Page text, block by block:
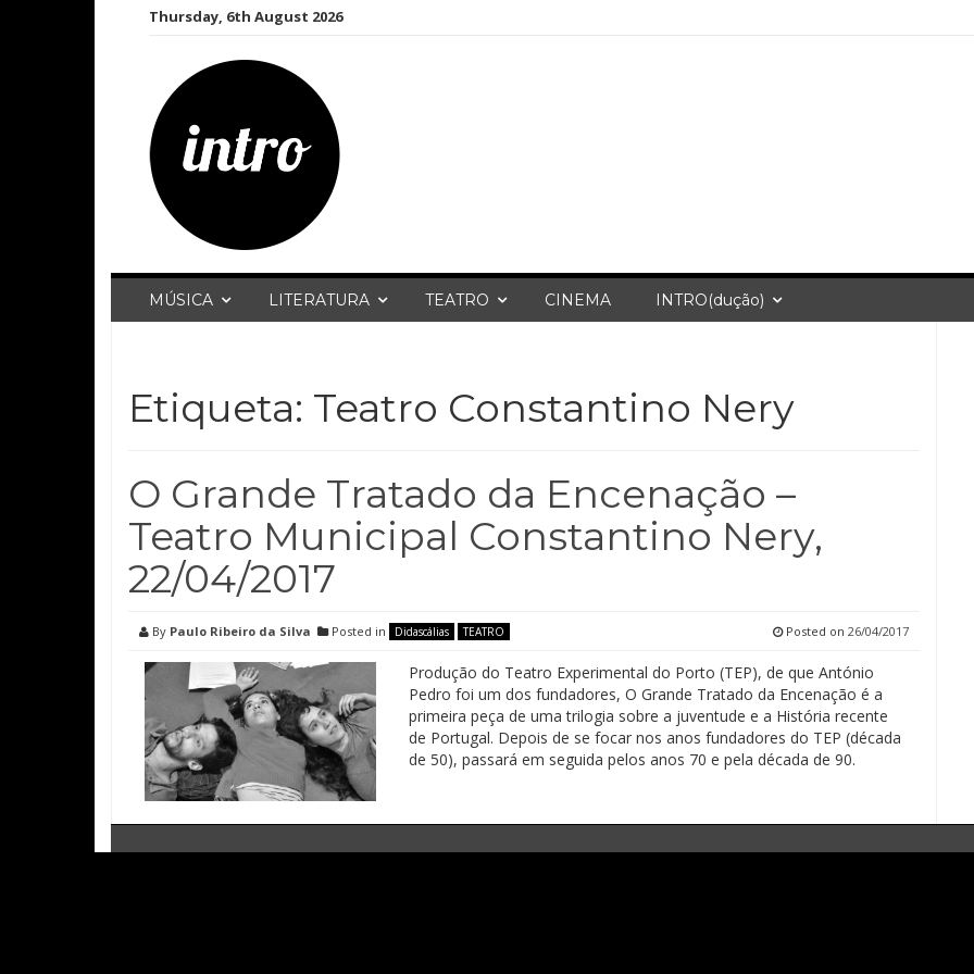
Thursday, 6th August 2026
MÚSICA LITERATURA TEATRO CINEMA INTRO(dução)
Etiqueta: Teatro Constantino Nery
O Grande Tratado da Encenação –
Teatro Municipal Constantino Nery,
22/04/2017
By Paulo Ribeiro da Silva Posted in Didascálias TEATRO Posted on 26/04/2017
Produção do Teatro Experimental do Porto (TEP), de que António
Pedro foi um dos fundadores, O Grande Tratado da Encenação é a
primeira peça de uma trilogia sobre a juventude e a História recente
de Portugal. Depois de se focar nos anos fundadores do TEP (década
de 50), passará em seguida pelos anos 70 e pela década de 90.